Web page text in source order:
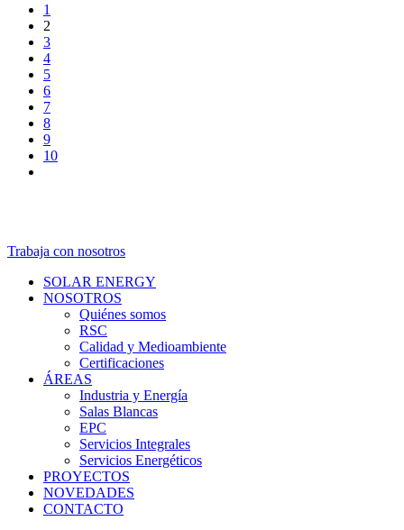
1
2
3
4
5
6
7
8
9
10
Trabaja con nosotros
SOLAR ENERGY
NOSOTROS
Quiénes somos
RSC
Calidad y Medioambiente
Certificaciones
ÁREAS
Industria y Energía
Salas Blancas
EPC
Servicios Integrales
Servicios Energéticos
PROYECTOS
NOVEDADES
CONTACTO